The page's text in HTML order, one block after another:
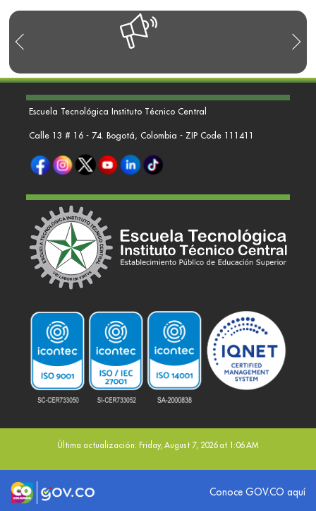
Escuela Tecnológica Instituto Técnico Central
Calle 13 # 16 - 74. Bogotá, Colombia - ZIP Code 111411
Última actualización: Friday, August 7, 2026 at 1:06 AM
Logo marca ColombiaLogo Gobierno de ColombiaConoce GOV.CO aquí